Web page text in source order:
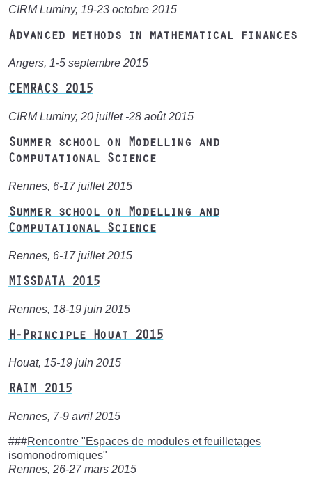
CIRM Luminy, 19-23 octobre 2015
Advanced methods in mathematical finances
Angers, 1-5 septembre 2015
CEMRACS 2015
CIRM Luminy, 20 juillet -28 août 2015
Summer school on Modelling and
Computational Science
Rennes, 6-17 juillet 2015
Summer school on Modelling and
Computational Science
Rennes, 6-17 juillet 2015
MISSDATA 2015
Rennes, 18-19 juin 2015
H-Principle Houat 2015
Houat, 15-19 juin 2015
RAIM 2015
Rennes, 7-9 avril 2015
###Rencontre "Espaces de modules et feuilletages
isomonodromiques"
Rennes, 26-27 mars 2015